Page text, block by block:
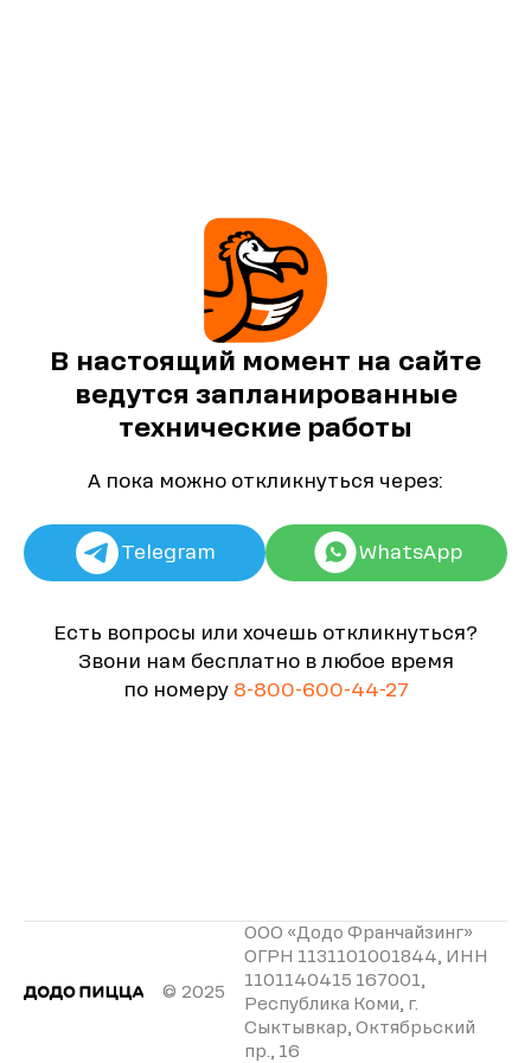
В настоящий момент на сайте
ведутся запланированные
технические работы
А пока можно откликнуться через:
Telegram WhatsApp
Есть вопросы или хочешь откликнуться?
Звони нам бесплатно в любое время
по номеру 8-800-600-44-27
© 2025
ООО «Додо Франчайзинг»
ОГРН 1131101001844, ИНН
1101140415 167001,
Республика Коми, г.
Сыктывкар, Октябрьский
пр., 16